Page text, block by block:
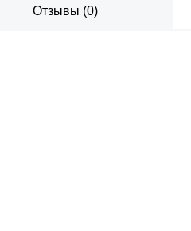
Отзывы (0)